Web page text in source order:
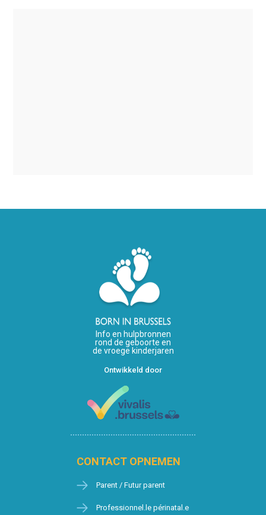
Info en hulpbronnen
rond de geboorte en
de vroege kinderjaren
Ontwikkeld door
CONTACT OPNEMEN
Parent / Futur parent
Professionnel.le périnatal.e